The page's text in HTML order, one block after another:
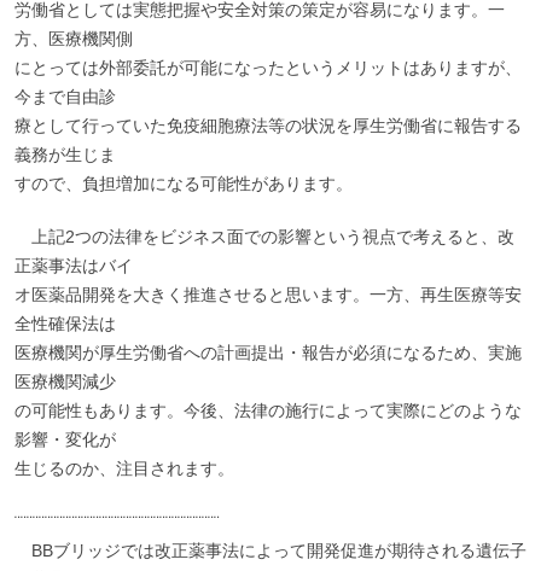
労働省としては実態把握や安全対策の策定が容易になります。一
方、医療機関側
にとっては外部委託が可能になったというメリットはありますが、
今まで自由診
療として行っていた免疫細胞療法等の状況を厚生労働省に報告する
義務が生じま
すので、負担増加になる可能性があります。
上記2つの法律をビジネス面での影響という視点で考えると、改
正薬事法はバイ
オ医薬品開発を大きく推進させると思います。一方、再生医療等安
全性確保法は
医療機関が厚生労働省への計画提出・報告が必須になるため、実施
医療機関減少
の可能性もあります。今後、法律の施行によって実際にどのような
影響・変化が
生じるのか、注目されます。
¨¨¨¨¨¨¨¨¨¨¨¨¨¨¨¨¨¨¨¨¨¨¨¨¨¨¨¨¨¨¨¨¨¨
BBブリッジでは改正薬事法によって開発促進が期待される遺伝子